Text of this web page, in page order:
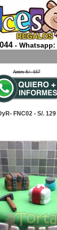
- Whatsapp:
Antes S/. 157
FNC02 - S/. 129